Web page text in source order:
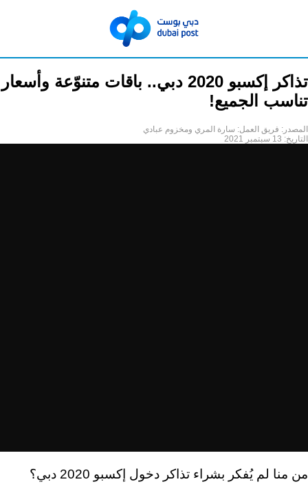
تذاكر إكسبو 2020 دبي.. باقات متنوّعة وأسعار
تناسب الجميع!
المصدر: فريق العمل: سارة المري ومخزوم عبادي
التاريخ: 13 سبتمبر 2021
من منا لم يُفكر بشراء تذاكر دخول إكسبو 2020 دبي؟